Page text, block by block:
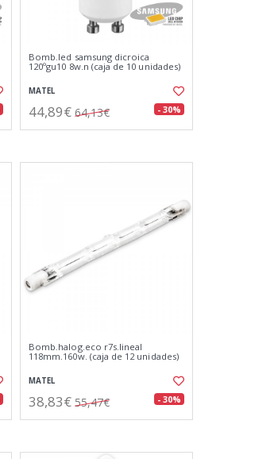
Bomb.led samsung dicroica
120ºgu10 8w.n (caja de 10 unidades)
MATEL
44,89€ 64,13€ - 30%
Bomb.halog.eco r7s.lineal
118mm.160w. (caja de 12 unidades)
MATEL
38,83€ 55,47€ - 30%